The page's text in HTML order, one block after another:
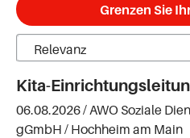
Grenzen Sie
Kita-
06.08.2026 / AWO Soziale
gGmbH / Hochheim am Main